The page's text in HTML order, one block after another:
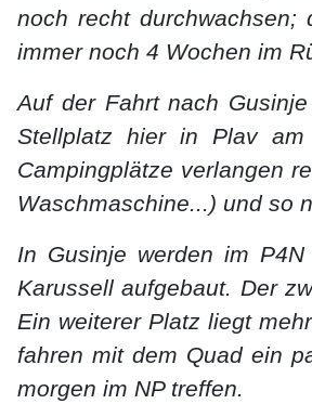
noch recht
immer noch 4 Wochen im
Auf der Fahrt nach
Stellplatz hier in Plav
Campingplätze verlangen
Waschmaschine...) und so
In Gusinje werden im
Karussell aufgebaut. Der
Ein weiterer Platz liegt
fahren mit dem Quad ein
morgen im NP treffen.